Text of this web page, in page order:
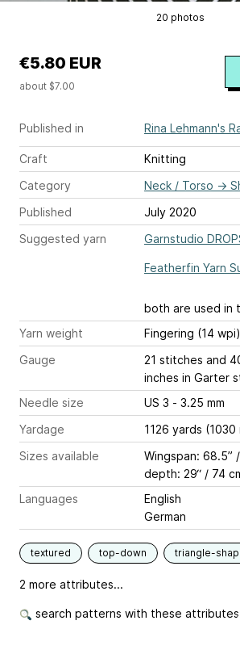
20 photos
Published in Rina Lehmann's
Craft
Knitting
Category
Neck / Torso →
Published
July 2020
Suggested yarn
Garnstudio
Featherfin Yarn
both are used in
Yarn weight
Fingering (14 wpi)
Gauge
21 stitches and
inches in Garter
Needle size
US 3 - 3.25 mm
Yardage
1126 yards (1030
Sizes available
Wingspan: 68.5”
depth: 29“ / 74
Languages
English
German
textured top-down triangle-
2 more attributes...
search patterns with these attributes
€5.80 EUR
about $7.00